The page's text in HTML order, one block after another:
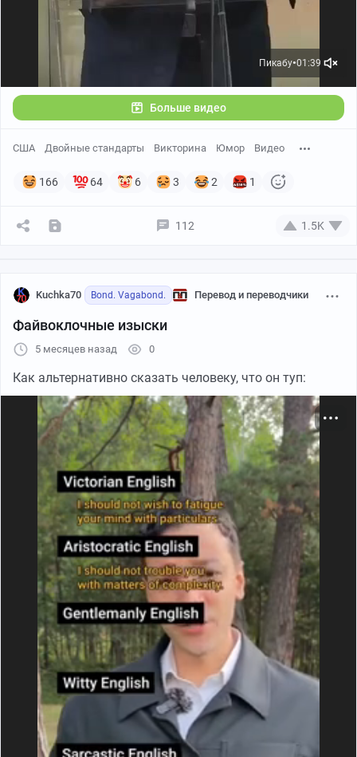
Пикабу●01:39
Больше видео
США Двойные стандарты Викторина Юмор Видео
166 64 6 3 2 1
112 1.5K
Kuchka70 Bond. Vagabond. Перевод и переводчики
Файвоклочные изыски
5 месяцев назад 0
Как альтернативно сказать человеку, что он туп: